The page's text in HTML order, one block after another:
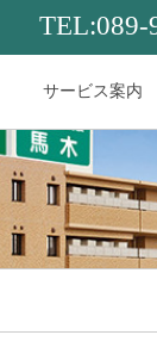
サービス案内
TEL:089-